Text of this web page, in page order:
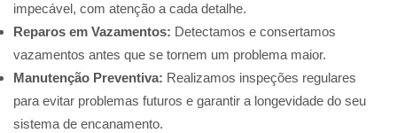
impecável, com atenção a cada detalhe.
Reparos em Vazamentos: Detectamos e consertamos
vazamentos antes que se tornem um problema maior.
Manutenção Preventiva: Realizamos inspeções regulares
para evitar problemas futuros e garantir a longevidade do seu
sistema de encanamento.